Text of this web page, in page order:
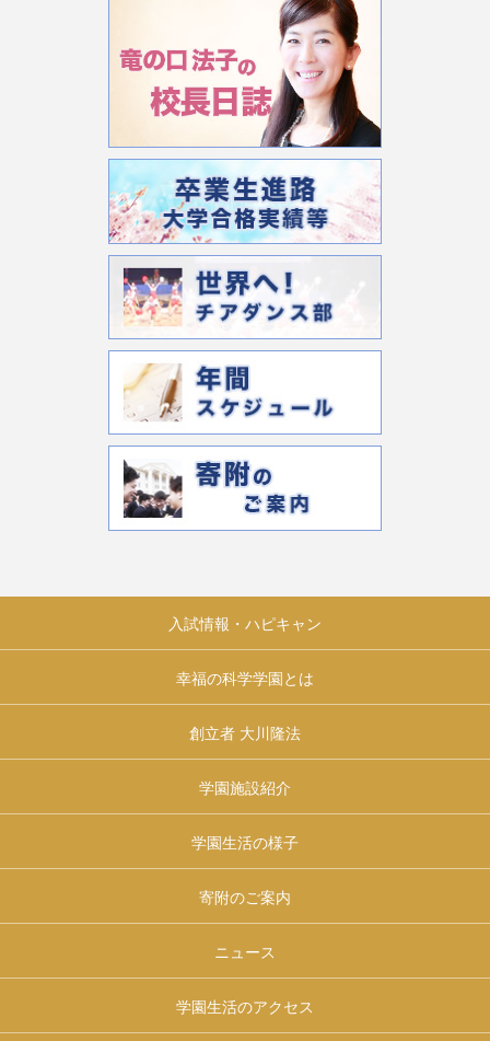
入試情報・ハピキャン
幸福の科学学園とは
創立者 大川隆法
学園施設紹介
学園生活の様子
寄附のご案内
ニュース
学園生活のアクセス